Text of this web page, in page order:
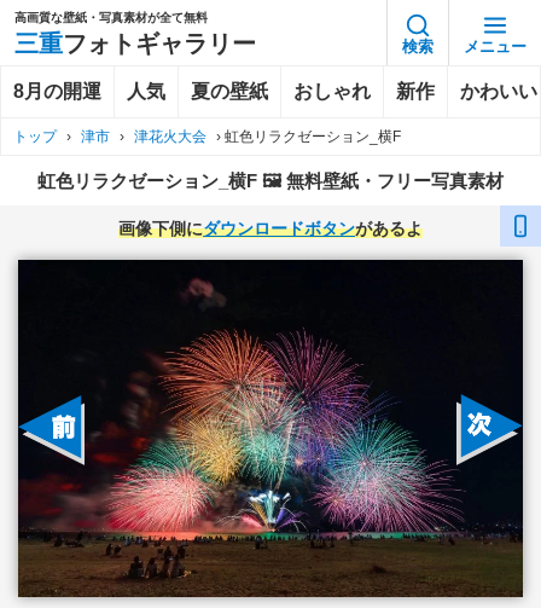
高画質な壁紙・写真素材が全て無料
三重フォトギャラリー 検索 メニュー
8月の開運 人気 夏の壁紙 おしゃれ 新作 かわいい
トップ › 津市 › 津花火大会 › 虹色リラクゼーション_横F
虹色リラクゼーション_横F 🖼️ 無料壁紙・フリー写真素材
画像下側にダウンロードボタンがあるよ